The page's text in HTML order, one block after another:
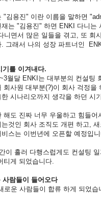
"김용진" 이란 이름을 말하면
재는 "김용진" 하면 ENKI 다니
니면서 많은 일들을 겪고, 또 회
. 그래서 나의 성장 파트너인
기를 이겨내다.
월달 ENKI는 대부분의 컨설팅
회사원 대부분(?)이 회사 걱정을
시나리오까지 생각을 하던 시
해도 진짜 너무 우울하고 힘들
는것인 회사 조직도 개편 하고,
비스는 이번년에 오픈할 예정입
이 흘러 다행스럽게도 컨설팅
티게 되었습니다.
사람들이 들어오다
로운 사람들이 합류 하게 되었습